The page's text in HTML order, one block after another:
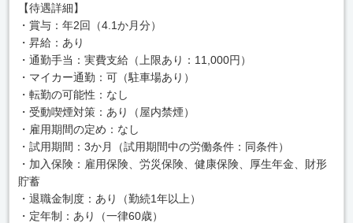
【待遇詳細】
・賞与：年2回（4.1か月分）
・昇給：あり
・通勤手当：実費支給（上限あり：11,000円）
・マイカー通勤：可（駐車場あり）
・転勤の可能性：なし
・受動喫煙対策：あり（屋内禁煙）
・雇用期間の定め：なし
・試用期間：3か月（試用期間中の労働条件：同条件）
・加入保険：雇用保険、労災保険、健康保険、厚生年金、財形
貯蓄
・退職金制度：あり（勤続1年以上）
・定年制：あり（一律60歳）